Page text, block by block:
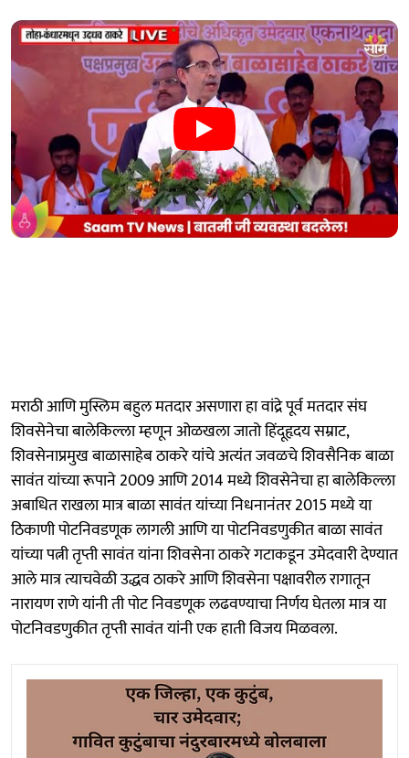
मराठी आणि मुस्लिम बहुल मतदार असणारा हा वांद्रे पूर्व मतदार संघ
शिवसेनेचा बालेकिल्ला म्हणून ओळखला जातो हिंदूहृदय सम्राट,
शिवसेनाप्रमुख बाळासाहेब ठाकरे यांचे अत्यंत जवळचे शिवसैनिक बाळा
सावंत यांच्या रूपाने 2009 आणि 2014 मध्ये शिवसेनेचा हा बालेकिल्ला
अबाधित राखला मात्र बाळा सावंत यांच्या निधनानंतर 2015 मध्ये या
ठिकाणी पोटनिवडणूक लागली आणि या पोटनिवडणुकीत बाळा सावंत
यांच्या पत्नी तृप्ती सावंत यांना शिवसेना ठाकरे गटाकडून उमेदवारी देण्यात
आले मात्र त्याचवेळी उद्धव ठाकरे आणि शिवसेना पक्षावरील रागातून
नारायण राणे यांनी ती पोट निवडणूक लढवण्याचा निर्णय घेतला मात्र या
पोटनिवडणुकीत तृप्ती सावंत यांनी एक हाती विजय मिळवला.